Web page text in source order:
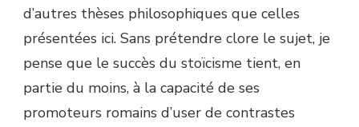
d’autres thèses philosophiques que celles
présentées ici. Sans prétendre clore le sujet, je
pense que le succès du stoïcisme tient, en
partie du moins, à la capacité de ses
promoteurs romains d’user de contrastes